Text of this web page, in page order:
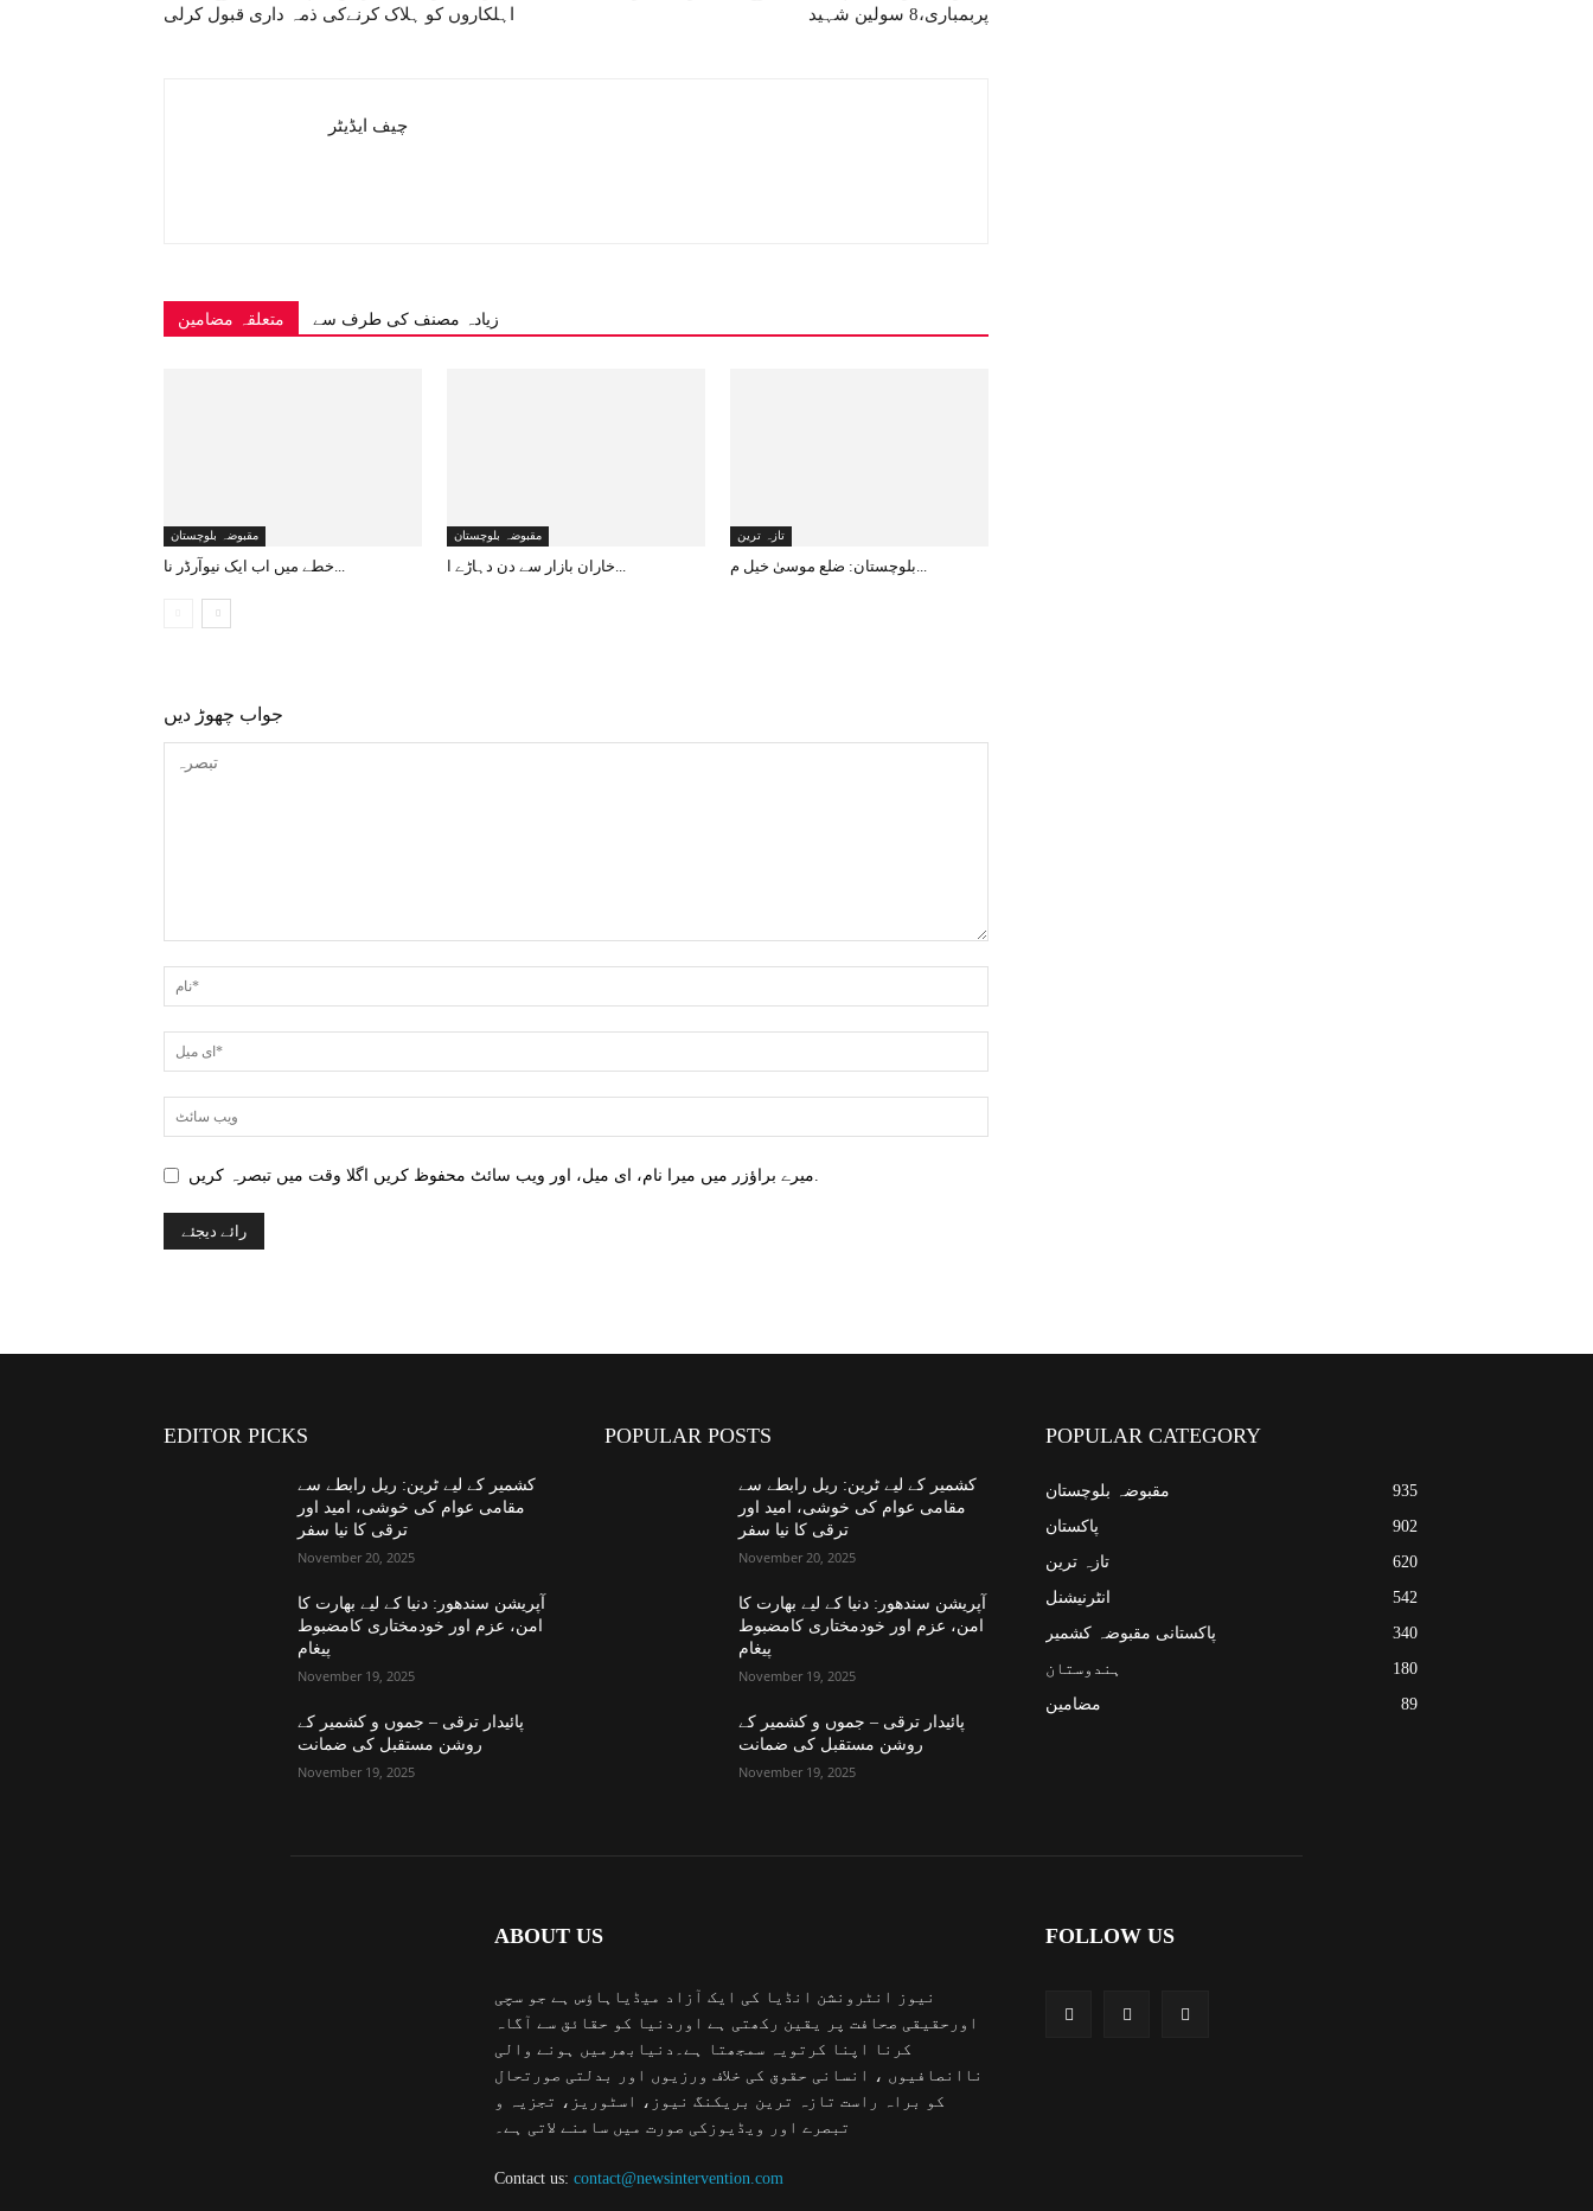
اہلکاروں کو ہلاک کرنےکی ذمہ داری قبول کرلی
پربمباری،8 سولین شہید
چیف ایڈیٹر
متعلقہ مضامین زیادہ مصنف کی طرف سے
مقبوضہ بلوچستان
خطے میں اب ایک نیوآرڈر نا...
مقبوضہ بلوچستان
خاران بازار سے دن دہاڑے ا...
تازہ ترین
بلوچستان: ضلع موسیٰ خیل م...
جواب چھوڑ دیں
میرے براؤزر میں میرا نام، ای میل، اور ویب سائٹ محفوظ کریں اگلا وقت میں تبصرہ کریں.
EDITOR PICKS
کشمیر کے لیے ٹرین: ریل رابطے سے
مقامی عوام کی خوشی، امید اور
ترقی کا نیا سفر
November 20, 2025
آپریشن سندھور: دنیا کے لیے بھارت کا
امن، عزم اور خودمختاری کامضبوط
پیغام
November 19, 2025
پائیدار ترقی – جموں و کشمیر کے
روشن مستقبل کی ضمانت
November 19, 2025
POPULAR POSTS
کشمیر کے لیے ٹرین: ریل رابطے سے
مقامی عوام کی خوشی، امید اور
ترقی کا نیا سفر
November 20, 2025
آپریشن سندھور: دنیا کے لیے بھارت کا
امن، عزم اور خودمختاری کامضبوط
پیغام
November 19, 2025
پائیدار ترقی – جموں و کشمیر کے
روشن مستقبل کی ضمانت
November 19, 2025
POPULAR CATEGORY
مقبوضہ بلوچستان
935
پاکستان
902
تازہ ترین
620
انٹرنیشنل
542
پاکستانی مقبوضہ کشمیر
340
ہندوستان
180
مضامین
89
ABOUT US
نیوز انٹرونشن انڈیا کی ایک آزاد میڈیاہاؤس ہے جو سچی
اورحقیقی صحافت پر یقین رکھتی ہے اوردنیا کو حقائق سے آگاہ
کرنا اپنا کرتویہ سمجھتا ہے۔دنیابھرمیں ہونے والی
ناانصافیوں ، انسانی حقوق کی خلاف ورزیوں اور بدلتی صورتحال
کو براہ راست تازہ ترین بریکنگ نیوز، اسٹوریز، تجزیہ و
تبصرے اور ویڈیوزکی صورت میں سامنے لاتی ہے۔
Contact us: contact@newsintervention.com
FOLLOW US